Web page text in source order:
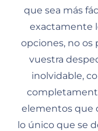
que sea más
exactamente
opciones, no os
vuestra
inolvidable,
elementos que
lo único que se